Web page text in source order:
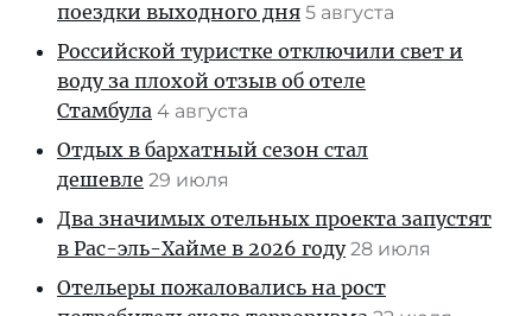
поездки выходного дня 5 августа
Российской туристке отключили свет и
воду за плохой отзыв об отеле
Стамбула 4 августа
Отдых в бархатный сезон стал
дешевле 29 июля
Два значимых отельных проекта запустят
в Рас-эль-Хайме в 2026 году 28 июля
Отельеры пожаловались на рост